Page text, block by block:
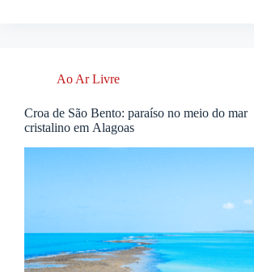
Ao Ar Livre
Croa de São Bento: paraíso no meio do mar
cristalino em Alagoas